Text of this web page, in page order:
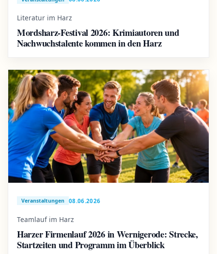
Literatur im Harz
Mordsharz-Festival 2026: Krimiautoren und
Nachwuchstalente kommen in den Harz
Veranstaltungen 08.06.2026
Teamlauf im Harz
Harzer Firmenlauf 2026 in Wernigerode: Strecke,
Startzeiten und Programm im Überblick